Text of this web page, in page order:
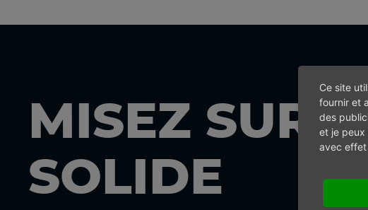
MISEZ SUR
SOLIDE
Ce site
fournir et
des
et je peux
avec effet